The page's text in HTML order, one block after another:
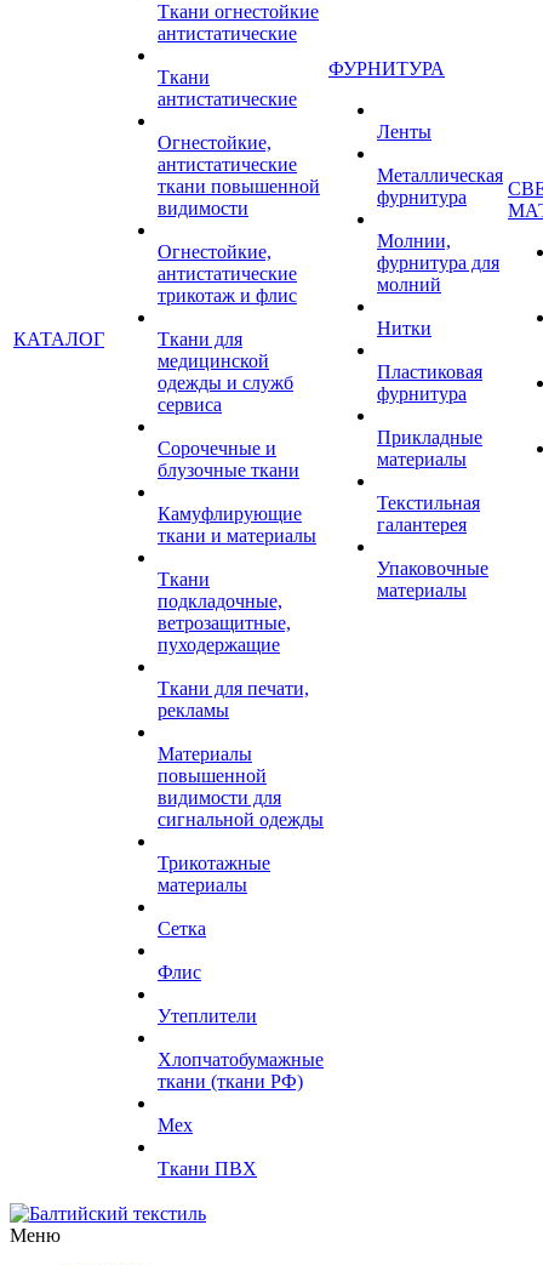
КАТАЛОГ
Ткани огнестойкие
антистатические
Ткани
антистатические
Огнестойкие,
антистатические
ткани повышенной
видимости
Огнестойкие,
антистатические
трикотаж и флис
Ткани для
медицинской
одежды и служб
сервиса
Сорочечные и
блузочные ткани
Камуфлирующие
ткани и материалы
Ткани
подкладочные,
ветрозащитные,
пуходержащие
Ткани для печати,
рекламы
Материалы
повышенной
видимости для
сигнальной одежды
Трикотажные
материалы
Сетка
Флис
Утеплители
Хлопчатобумажные
ткани (ткани РФ)
Мех
Ткани ПВХ
ФУРНИТУРА
Ленты
Металлическая
фурнитура
Молнии,
фурнитура для
молний
Нитки
Пластиковая
фурнитура
Прикладные
материалы
Текстильная
галантерея
Упаковочные
материалы
Меню